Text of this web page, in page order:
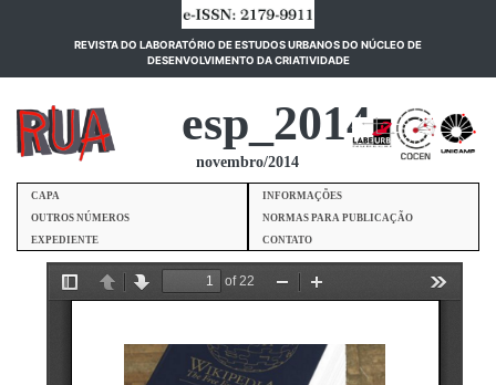
REVISTA DO LABORATÓRIO DE ESTUDOS URBANOS DO NÚCLEO DE
DESENVOLVIMENTO DA CRIATIVIDADE(current)
esp_2014
novembro/2014
CAPA
INFORMAÇÕES
OUTROS NÚMEROS
NORMAS PARA PUBLICAÇÃO
EXPEDIENTE
CONTATO